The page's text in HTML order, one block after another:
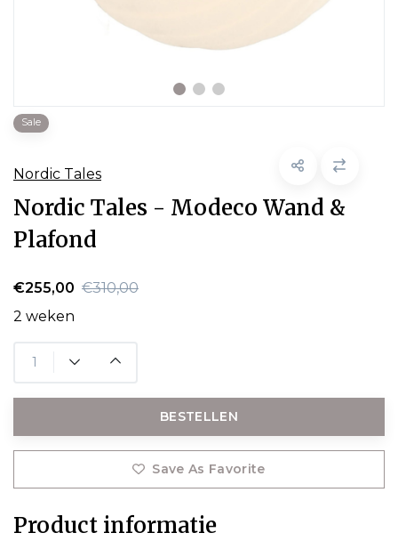
Sale
Nordic Tales
Nordic Tales - Modeco Wand &
Plafond
€255,00 €310,00
2 weken
BESTELLEN
Save As Favorite
Product informatie